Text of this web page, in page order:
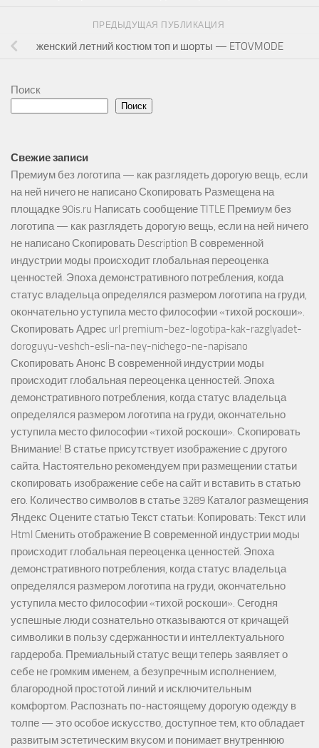
ПРЕДЫДУЩАЯ ПУБЛИКАЦИЯ
женский летний костюм топ и шорты — ETOVMODE
Поиск
Поиск
Свежие записи
Премиум без логотипа — как разглядеть дорогую вещь, если
на ней ничего не написано Скопировать Размещена на
площадке 90is.ru Написать сообщение TITLE Премиум без
логотипа — как разглядеть дорогую вещь, если на ней ничего
не написано Скопировать Description В современной
индустрии моды происходит глобальная переоценка
ценностей. Эпоха демонстративного потребления, когда
статус владельца определялся размером логотипа на груди,
окончательно уступила место философии «тихой роскоши».
Скопировать Адрес url premium-bez-logotipa-kak-razglyadet-
doroguyu-veshch-esli-na-ney-nichego-ne-napisano
Скопировать Анонс В современной индустрии моды
происходит глобальная переоценка ценностей. Эпоха
демонстративного потребления, когда статус владельца
определялся размером логотипа на груди, окончательно
уступила место философии «тихой роскоши». Скопировать
Внимание! В статье присутствует изображение с другого
сайта. Настоятельно рекомендуем при размещении статьи
скопировать изображение себе на сайт и вставить в статью
его. Количество символов в статье 3289 Каталог размещения
Яндекс Оцените статью Текст статьи: Копировать: Текст или
Html Cменить отображение В современной индустрии моды
происходит глобальная переоценка ценностей. Эпоха
демонстративного потребления, когда статус владельца
определялся размером логотипа на груди, окончательно
уступила место философии «тихой роскоши». Сегодня
успешные люди сознательно отказываются от кричащей
символики в пользу сдержанности и интеллектуального
гардероба. Премиальный статус вещи теперь заявляет о
себе не громким именем, а безупречным исполнением,
благородной простотой линий и исключительным
комфортом. Распознать по-настоящему дорогую одежду в
толпе — это особое искусство, доступное тем, кто обладает
развитым эстетическим вкусом и понимает внутреннюю